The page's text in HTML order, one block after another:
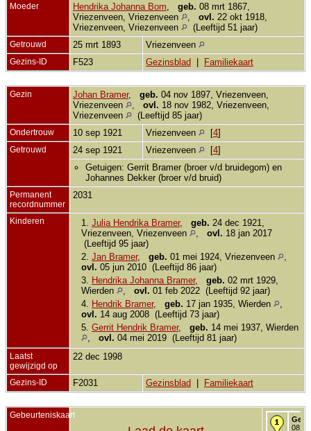
Moeder Hendrika Johanna Bom geb. 08 mrt 1867,
Vriezenveen, Vriezenveen
ovl. 22 okt 1918,
Vriezenveen, Vriezenveen
(Leeftijd 51 jaar)
Getrouwd 25 mrt 1893 Vriezenveen
Gezins-ID F523 Gezinsblad Familiekaart
Gezin Johan Bramer, geb. 04 nov 1897, Vriezenveen,
Vriezenveen
ovl. 18 nov 1982, Vriezenveen,
Vriezenveen
(Leeftijd 85 jaar)
Ondertrouw 10 sep 1921 Vriezenveen [4]
Getrouwd 24 sep 1921 Vriezenveen [4]
Getuigen: Gerrit Bramer (broer v/d bruidegom) en
Johannes Dekker (broer v/d bruid)
Permanent
recordnummer
2031
Kinderen 1. Julia Hendrika Bramer, geb. 24 dec 1921,
Vriezenveen, Vriezenveen
ovl. 18 jan 2017
(Leeftijd 95 jaar)
2. Jan Bramer, geb. 01 mei 1924, Vriezenveen
ovl. 05 jun 2010 (Leeftijd 86 jaar)
3.
Hendrika Johanna Bramer, geb. 02 mrt 1929,
Wierden
ovl. 01 feb 2022 (Leeftijd 92 jaar)
4.
Hendrik Bramer, geb. 17 jan 1935, Wierden
ovl. 14 aug 2008 (Leeftijd 73 jaar)
5. Gerrit Hendrik Bramer, geb. 14 mei 1937, Wierden
ovl. 04 mei 2019 (Leeftijd 81 jaar)
Laatst
gewijzigd op
22 dec 1998
Gezins-ID F2031 Gezinsblad Familiekaart
Gebeurteniskaart
08